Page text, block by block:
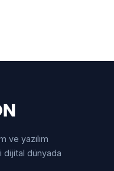
ve yazılım
dijital dünyada